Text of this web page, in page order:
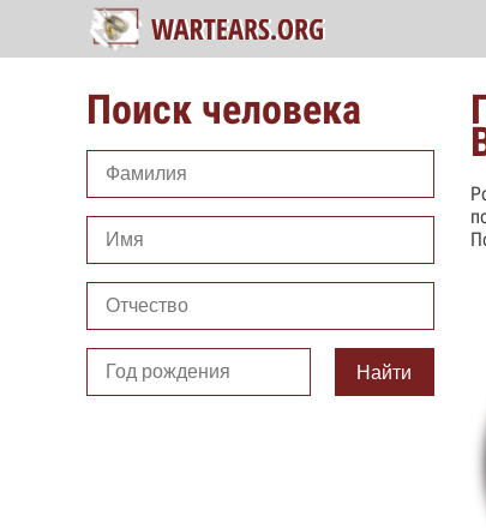
Поиск человека
Найти